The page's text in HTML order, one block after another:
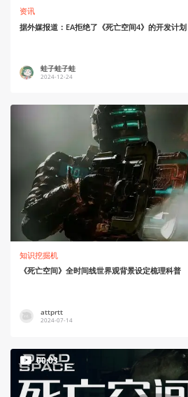
资讯
据外媒报道：EA拒绝了《死亡空间4》的开发计划
蛙子蛙子蛙
2024-12-24
知识挖掘机
《死亡空间》全时间线世界观背景设定梳理科普
attprtt
2024-07-14
00:03